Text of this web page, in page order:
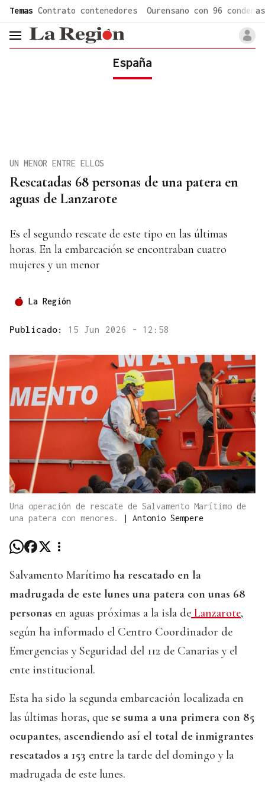
Temas Contrato contenedores Ourensano con 96 condenas
header.menu.open
España
Rescatadas 68 personas de una patera en
aguas de Lanzarote
UN MENOR ENTRE ELLOS
Es el segundo rescate de este tipo en las últimas
horas. En la embarcación se encontraban cuatro
mujeres y un menor
La Región
Publicado: 15 Jun 2026 - 12:58
Una operación de rescate de Salvamento Marítimo de
una patera con menores.
| Antonio Sempere
Salvamento Marítimo ha rescatado en la
madrugada de este lunes una patera con unas 68
personas en aguas próximas a la isla de Lanzarote,
según ha informado el Centro Coordinador de
Emergencias y Seguridad del 112 de Canarias y el
ente institucional.
Esta ha sido la segunda embarcación localizada en
las últimas horas, que se suma a una primera con 85
ocupantes, ascendiendo así el total de inmigrantes
rescatados a 153 entre la tarde del domingo y la
madrugada de este lunes.